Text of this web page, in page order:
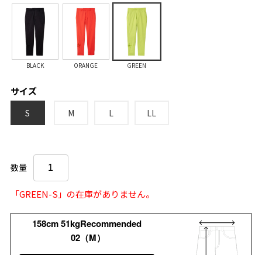
BLACK ORANGE GREEN
サイズ
S M L LL
数量
「GREEN-S」の在庫がありません。
158cm 51kgRecommended
02（M）